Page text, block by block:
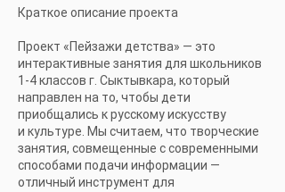
Краткое описание проекта
Проект «Пейзажи детства» — это
интерактивные занятия для школьников
1-4 классов г. Сыктывкара, который
направлен на то, чтобы дети
приобщались к русскому искусству
и культуре. Мы считаем, что творческие
занятия, совмещенные с современными
способами подачи информации —
отличный инструмент для